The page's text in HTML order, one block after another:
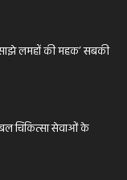
लमहों की महक’ सबकी
चिकित्सा सेवाओं के